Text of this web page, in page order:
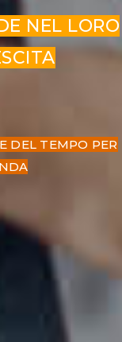
NEL LORO
DEL TEMPO PER